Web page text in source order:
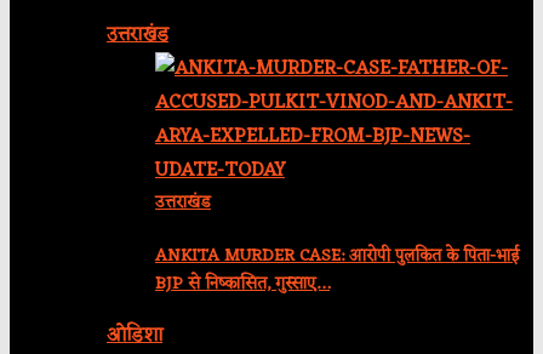
उत्तराखंड
उत्तराखंड
ANKITA MURDER CASE: आरोपी पुलकित के पिता-भाई
BJP से निष्कासित, गुस्साए…
ओडिशा